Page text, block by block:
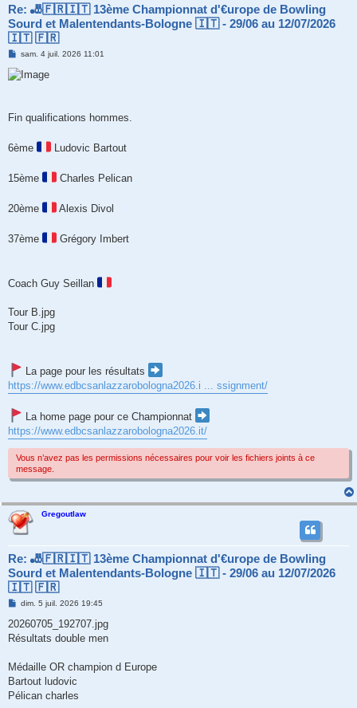
Re: 🎳🇫🇷🇮🇹 13ème Championnat d'€urope de Bowling
Sourd et Malentendants-Bologne 🇮🇹 - 29/06 au 12/07/2026
🇮🇹 🇫🇷
M
s
s
sam. 4 juil. 2026 11:01
Fin qualifications hommes.
6ème Ludovic Bartout
15ème Charles Pelican
20ème Alexis Divol
37ème Grégory Imbert
Coach Guy Seillan
Tour B.jpg
Tour C.jpg
La page pour les résultats
https://www.edbcsanlazzarobologna2026.i ... ssignment/
La home page pour ce Championnat
https://www.edbcsanlazzarobologna2026.it/
Vous n’avez pas les permissions nécessaires pour voir les fichiers joints à ce
message.
Gregoutlaw
Re: 🎳🇫🇷🇮🇹 13ème Championnat d'€urope de Bowling
Sourd et Malentendants-Bologne 🇮🇹 - 29/06 au 12/07/2026
🇮🇹 🇫🇷
M
s
a
dim. 5 juil. 2026 19:45
20260705_192707.jpg
Résultats double men
Médaille OR champion d Europe
Bartout ludovic
Pélican charles